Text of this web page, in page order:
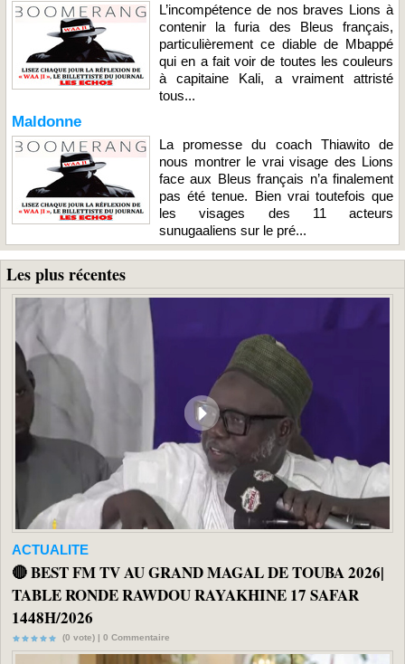
L’incompétence de nos braves Lions à
contenir la furia des Bleus français,
particulièrement ce diable de Mbappé
qui en a fait voir de toutes les couleurs
à capitaine Kali, a vraiment attristé
tous...
Maldonne
La promesse du coach Thiawito de
nous montrer le vrai visage des Lions
face aux Bleus français n’a finalement
pas été tenue. Bien vrai toutefois que
les visages des 11 acteurs
sunugaaliens sur le pré...
Les plus récentes
ACTUALITE
🔴 BEST FM TV AU GRAND MAGAL DE TOUBA 2026|
TABLE RONDE RAWDOU RAYAKHINE 17 SAFAR
1448H/2026
(0 vote) | 0 Commentaire